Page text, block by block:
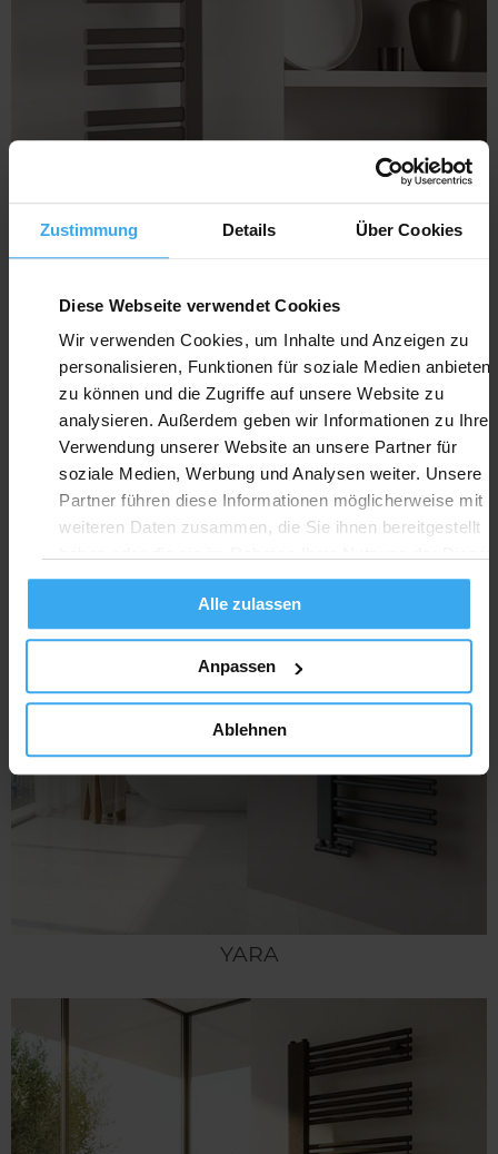
Zustimmung Details Über Cookies
Diese Webseite verwendet Cookies
Wir verwenden Cookies, um Inhalte und Anzeigen zu
personalisieren, Funktionen für soziale Medien anbieten
zu können und die Zugriffe auf unsere Website zu
analysieren. Außerdem geben wir Informationen zu Ihrer
Verwendung unserer Website an unsere Partner für
soziale Medien, Werbung und Analysen weiter. Unsere
Partner führen diese Informationen möglicherweise mit
weiteren Daten zusammen, die Sie ihnen bereitgestellt
gesammelt haben.
Alle zulassen
Anpassen
Ablehnen
JACKY ELEKTRISCH
YARA